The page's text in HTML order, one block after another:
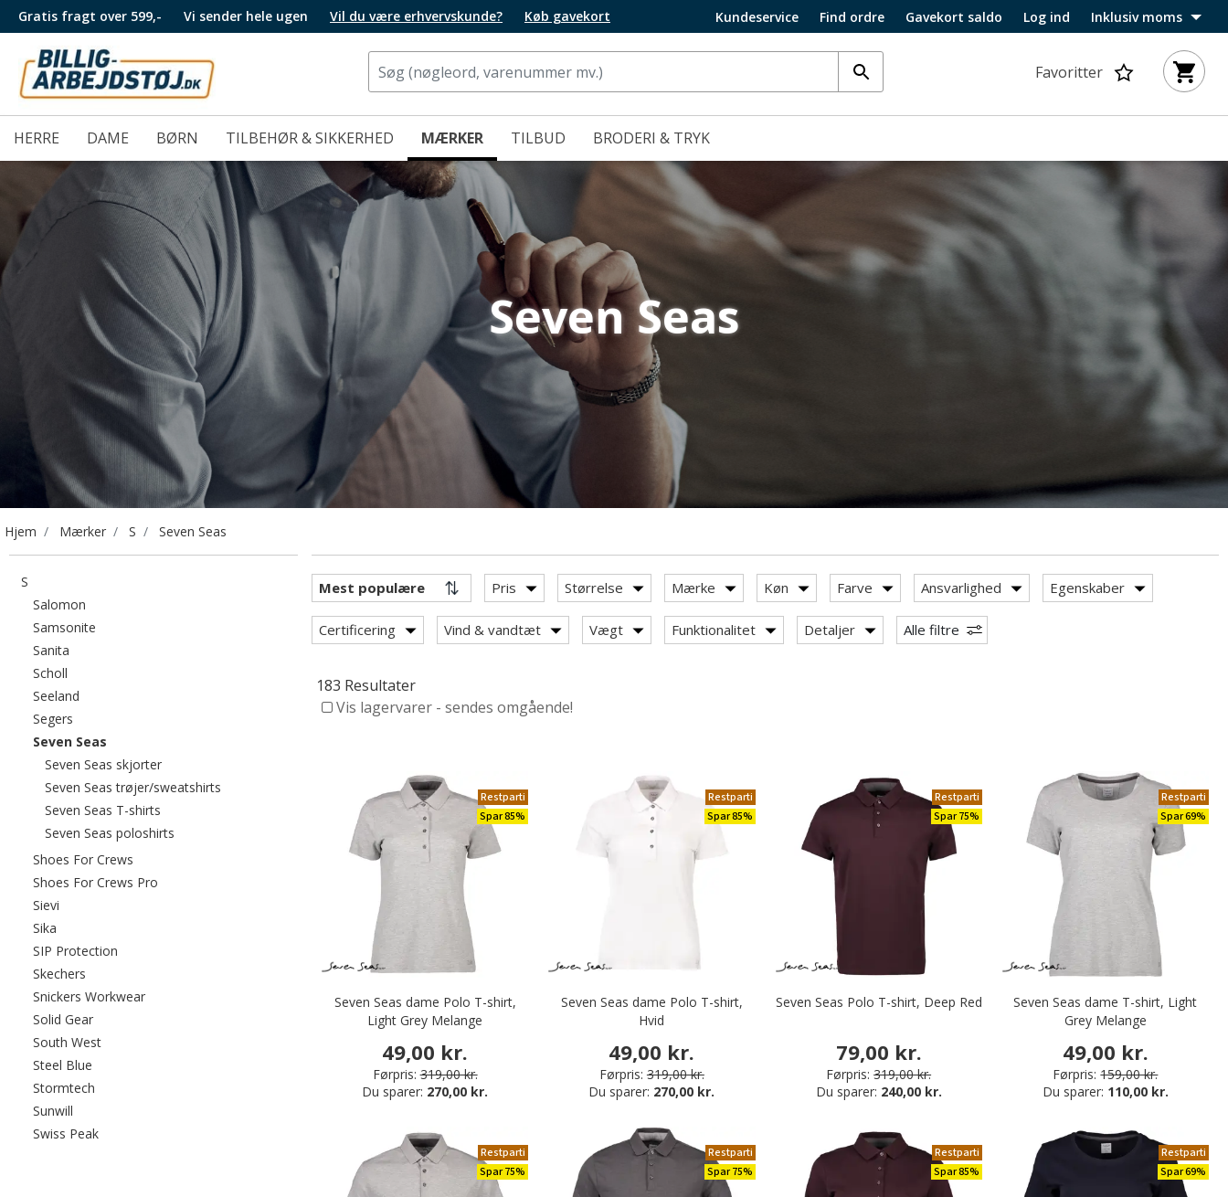
Gratis fragt over 599,- Vi sender hele ugen Vil du være erhvervskunde? Køb gavekort Kundeservice Find ordre Gavekort saldo Log ind Inklusiv moms
Favoritter
HERRE DAME BØRN TILBEHØR & SIKKERHED MÆRKER TILBUD BRODERI & TRYK
Seven Seas
Hjem Mærker S Seven Seas
S
Salomon
Samsonite
Sanita
Scholl
Seeland
Segers
Seven Seas
Seven Seas skjorterFiltrér efter category: Seven Seas skjorter
Seven Seas trøjer/sweatshirts Filtrér efter category: Seven Seas trøjer/sweatshirts
Seven Seas T-shirts Filtrér efter category: Seven Seas T-shirts
Seven Seas poloshirts Filtrér efter category: Seven Seas poloshirts
Shoes For Crews Filtrér efter category: Shoes For Crews
Shoes For Crews Pro
Sievi
Sika
SIP Protection
Skechers
Snickers WorkwearFiltrér efter category: Snickers Workwear
Solid GearFiltrér efter category: Solid Gear
South WestFiltrér efter category: South West
Steel Blue
Stormtech
Sunwill
Swiss PeakFiltrér efter category: Swiss Peak
Pris Størrelse Mærke Køn Farve Ansvarlighed Egenskaber
Certificering Vind & vandtæt Vægt Funktionalitet Detaljer Alle filtre
183 Resultater
Vis lagervarer - sendes omgående!
Restparti
Spar 85%
Seven Seas dame Polo T-shirt,
Light Grey Melange
49,00 kr.
Førpris: 319,00 kr.
Du sparer: 270,00 kr.
Restparti
Spar 85%
Seven Seas dame Polo T-shirt,
Hvid
49,00 kr.
Førpris: 319,00 kr.
Du sparer: 270,00 kr.
Restparti
Spar 75%
Seven Seas Polo T-shirt, Deep Red
79,00 kr.
Førpris: 319,00 kr.
Du sparer: 240,00 kr.
Restparti
Spar 69%
Seven Seas dame T-shirt, Light
Grey Melange
49,00 kr.
Førpris: 159,00 kr.
Du sparer: 110,00 kr.
Restparti
Spar 75%
Restparti
Spar 75%
Restparti
Spar 85%
Restparti
Spar 69%